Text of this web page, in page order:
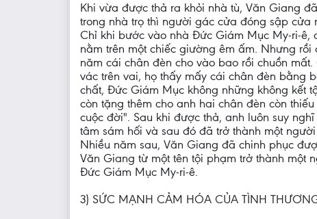
Khi vừa được thả ra khỏi nhà tù, Văn Giang
trong nhà trọ thì người gác cửa đóng sập cửa
Chỉ khi bước vào nhà Đức Giám Mục My-ri-
nằm trên một chiếc giường êm ấm. Nhưng
năm cái chân đèn cho vào bao rồi chuồn
vác trên vai, họ thấy mấy cái chân đèn bằng
chất, Đức Giám Mục không những không kết
còn tặng thêm cho anh hai chân đèn còn
cuộc đời". Sau khi được thả, anh luôn suy
tâm sám hối và sau đó đã trở thành một
Nhiều năm sau, Văn Giang đã chinh phục
Văn Giang từ một tên tội phạm trở thành
Đức Giám Mục My-ri-ê.
3) SỨC MẠNH CẢM HÓA CỦA TÌNH